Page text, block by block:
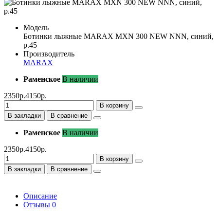
Модель
Ботинки лыжные MARAX MXN 300 NEW NNN, синий,
р.45
Производитель
MARAX
Раменское В наличии
2350р.4150р.
В корзину
В закладки
В сравнение
Раменское В наличии
2350р.4150р.
В корзину
В закладки
В сравнение
Описание
Отзывы 0